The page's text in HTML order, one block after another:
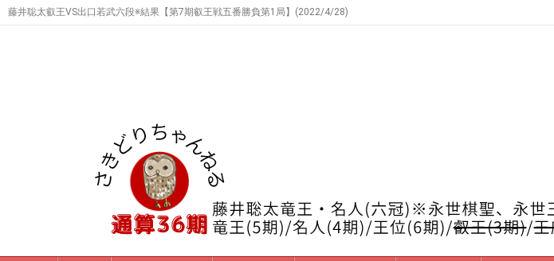
藤井聡太叡王VS出口若武六段※結果【第7期叡王戦五番勝負第1局】(2022/4/28)